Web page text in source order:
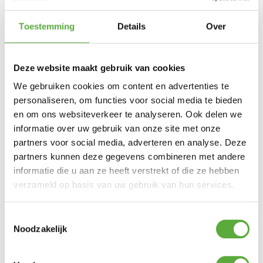
Toestemming Details Over
Deze website maakt gebruik van cookies
We gebruiken cookies om content en advertenties te
personaliseren, om functies voor social media te bieden
en om ons websiteverkeer te analyseren. Ook delen we
informatie over uw gebruik van onze site met onze
partners voor social media, adverteren en analyse. Deze
partners kunnen deze gegevens combineren met andere
informatie die u aan ze heeft verstrekt of die ze hebben
verzameld op basis van uw gebruik van hun services.
Noodzakelijk
Green Egg barbecues
Merk:Big Green Egg
Merk Big Green Egg
Big Green Egg Large
Merk Big Green Egg
SKU 117632
Big Green Egg ConvEGGtor Large
Merk Big Green Egg
SKU
401021
EAN 0665719401021
Merk Big Green Egg